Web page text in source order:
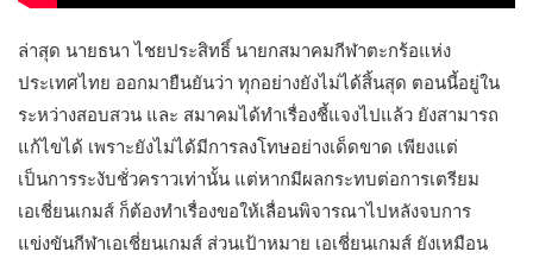
ล่าสุด นายธนา ไชยประสิทธิ์ นายกสมาคมกีฬาตะกร้อแห่ง
ประเทศไทย ออกมายืนยันว่า ทุกอย่างยังไม่ได้สิ้นสุด ตอนนี้อยู่ใน
ระหว่างสอบสวน และ สมาคมได้ทำเรื่องชี้แจงไปแล้ว ยังสามารถ
แก้ไขได้ เพราะยังไม่ได้มีการลงโทษอย่างเด็ดขาด เพียงแต่
เป็นการระงับชั่วคราวเท่านั้น แต่หากมีผลกระทบต่อการเตรียม
เอเชี่ยนเกมส์ ก็ต้องทำเรื่องขอให้เลื่อนพิจารณาไปหลังจบการ
แข่งขันกีฬาเอเชี่ยนเกมส์ ส่วนเป้าหมาย เอเชี่ยนเกมส์ ยังเหมือน